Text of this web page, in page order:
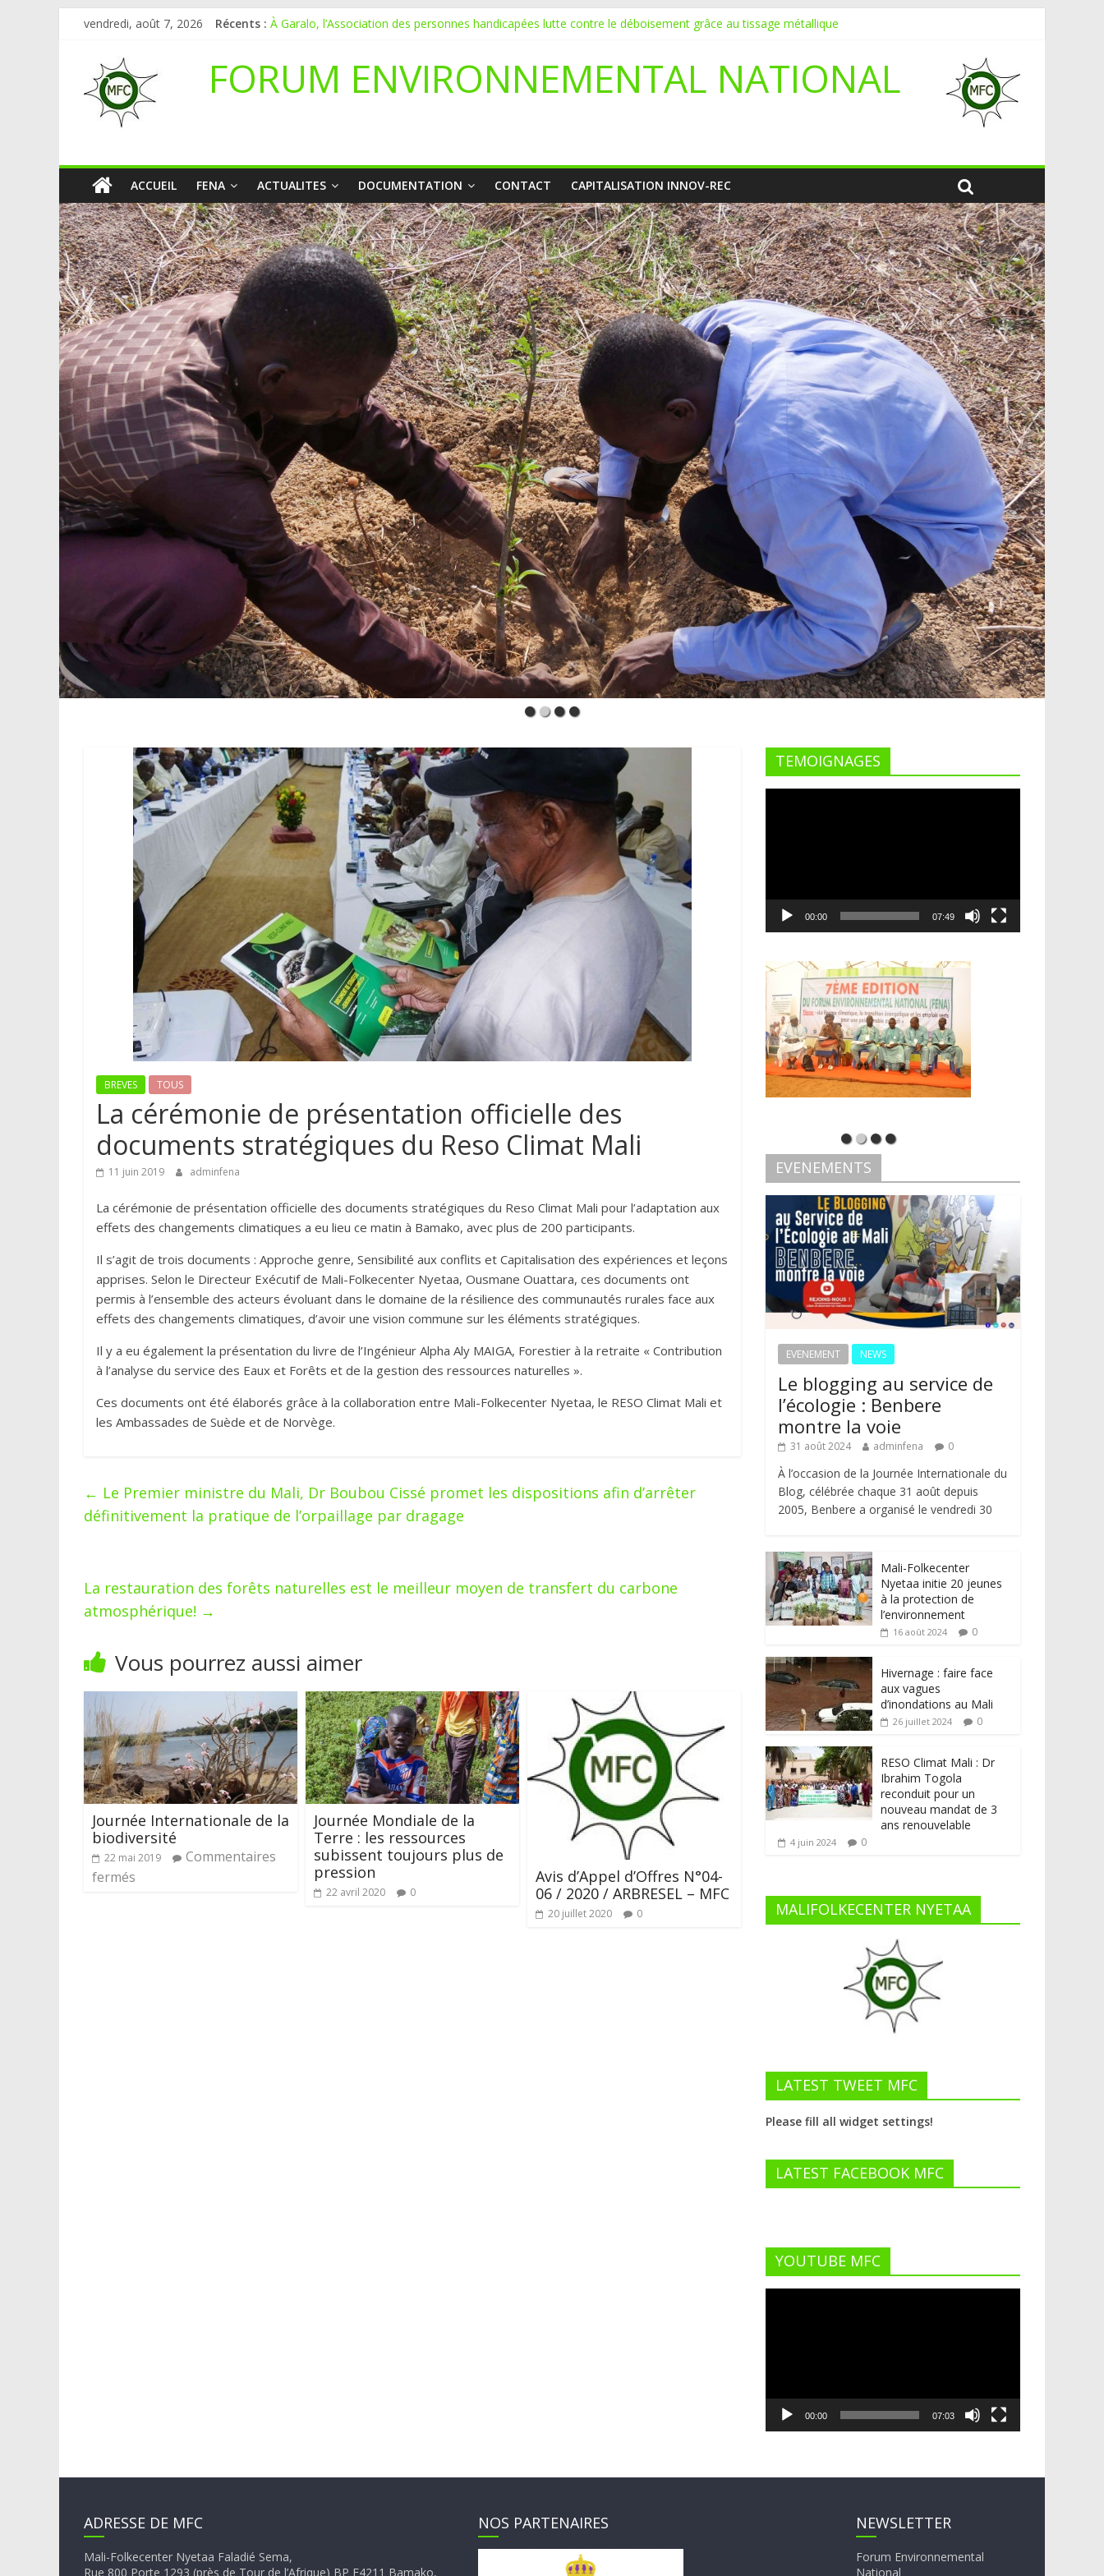
vendredi, août 7, 2026 Récents : À Garalo, l’Association des personnes handicapées lutte contre le déboisement grâce au tissage métallique
Inondations : le Mali déclare l’état de catastrophe nationale
Mali-Folkecenter Nyetaa initie 20 jeunes à la protection de l’environnement
FORUM ENVIRONNEMENTAL NATIONAL
ACCUEIL FENA ACTUALITES DOCUMENTATION CONTACT CAPITALISATION INNOV-REC
BREVES TOUS
La cérémonie de présentation officielle des
documents stratégiques du Reso Climat Mali
11 juin 2019 adminfena
La cérémonie de présentation officielle des documents stratégiques du Reso Climat Mali pour l’adaptation aux
effets des changements climatiques a eu lieu ce matin à Bamako, avec plus de 200 participants.
Il s’agit de trois documents : Approche genre, Sensibilité aux conflits et Capitalisation des expériences et leçons
apprises. Selon le Directeur Exécutif de Mali-Folkecenter Nyetaa, Ousmane Ouattara, ces documents ont
permis à l’ensemble des acteurs évoluant dans le domaine de la résilience des communautés rurales face aux
effets des changements climatiques, d’avoir une vision commune sur les éléments stratégiques.
Il y a eu également la présentation du livre de l’Ingénieur Alpha Aly MAIGA, Forestier à la retraite « Contribution
à l’analyse du service des Eaux et Forêts et de la gestion des ressources naturelles ».
Ces documents ont été élaborés grâce à la collaboration entre Mali-Folkecenter Nyetaa, le RESO Climat Mali et
les Ambassades de Suède et de Norvège.
← Le Premier ministre du Mali, Dr Boubou Cissé promet les dispositions afin d’arrêter
définitivement la pratique de l’orpaillage par dragage
La restauration des forêts naturelles est le meilleur moyen de transfert du carbone
atmosphérique! →
Vous pourrez aussi aimer
Journée Internationale de la
biodiversité
22 mai 2019
Commentaires
fermés
Journée Mondiale de la
Terre : les ressources
subissent toujours plus de
pression
22 avril 2020 0
Avis d’Appel d’Offres N°04-
06 / 2020 / ARBRESEL – MFC
20 juillet 2020 0
TEMOIGNAGES
00:00 07:49
EVENEMENTS
EVENEMENT NEWS
Le blogging au service de
l’écologie : Benbere
montre la voie
31 août 2024 adminfena 0
À l’occasion de la Journée Internationale du
Blog, célébrée chaque 31 août depuis
2005, Benbere a organisé le vendredi 30
Mali-Folkecenter
Nyetaa initie 20 jeunes
à la protection de
l’environnement
16 août 2024 0
Hivernage : faire face
aux vagues
d’inondations au Mali
26 juillet 2024 0
RESO Climat Mali : Dr
Ibrahim Togola
reconduit pour un
nouveau mandat de 3
ans renouvelable
4 juin 2024 0
MALIFOLKECENTER NYETAA
LATEST TWEET MFC
Please fill all widget settings!
LATEST FACEBOOK MFC
YOUTUBE MFC
00:00 07:03
ADRESSE DE MFC
Mali-Folkecenter Nyetaa Faladié Sema,
Rue 800 Porte 1293 (près de Tour de l’Afrique) BP E4211 Bamako,
NOS PARTENAIRES NEWSLETTER
Forum Environnemental
National